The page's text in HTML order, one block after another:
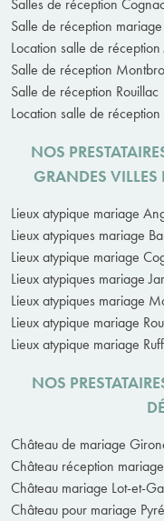
Salles de réception
Salle de réception
Location salle de
Salle de réception
Salle de réception Rouillac
Location salle de
NOS
GRANDES VILLES
Lieux atypique mariage
Lieux atypiques mariage
Lieux atypique mariage
Lieux atypiques mariage
Lieux atypiques mariage
Lieux atypique mariage
Lieux atypique mariage
NOS
Château de mariage
Château réception
Château mariage Lot-et-
Château pour mariage